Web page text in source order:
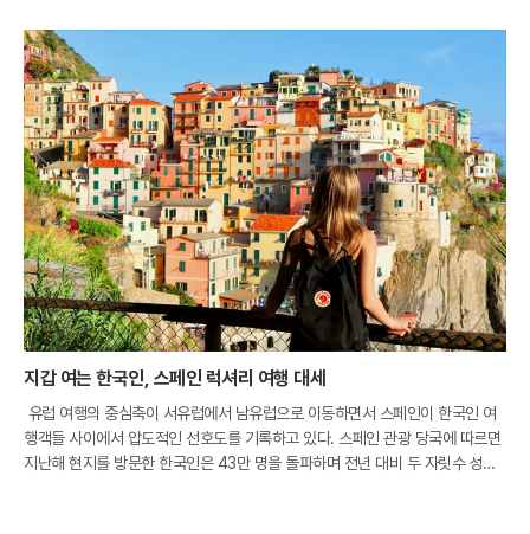
지갑 여는 한국인, 스페인 럭셔리 여행 대세
유럽 여행의 중심축이 서유럽에서 남유럽으로 이동하면서 스페인이 한국인 여
행객들 사이에서 압도적인 선호도를 기록하고 있다. 스페인 관광 당국에 따르면
지난해 현지를 방문한 한국인은 43만 명을 돌파하며 전년 대비 두 자릿수 성장